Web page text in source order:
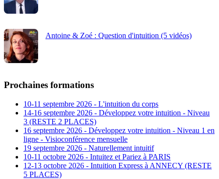
Antoine & Zoé : Question d'intuition (5 vidéos)
Prochaines formations
10-11 septembre 2026 - L'intuition du corps
14-16 septembre 2026 - Développez votre intuition - Niveau
3 (RESTE 2 PLACES)
16 septembre 2026 - Développez votre intuition - Niveau 1 en
ligne - Visioconférence mensuelle
19 septembre 2026 - Naturellement intuitif
10-11 octobre 2026 - Intuitez et Pariez à PARIS
12-13 octobre 2026 - Intuition Express à ANNECY (RESTE
5 PLACES)